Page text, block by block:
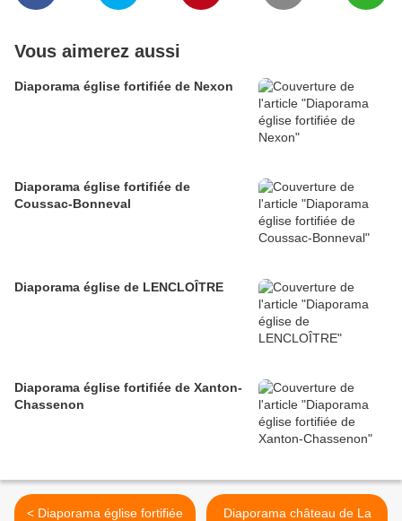
Vous aimerez aussi
Diaporama église fortifiée de Nexon
Diaporama église fortifiée de
Coussac-Bonneval
Diaporama église de LENCLOÎTRE
Diaporama église fortifiée de Xanton-
Chassenon
< Diaporama église fortifiée
Diaporama château de La